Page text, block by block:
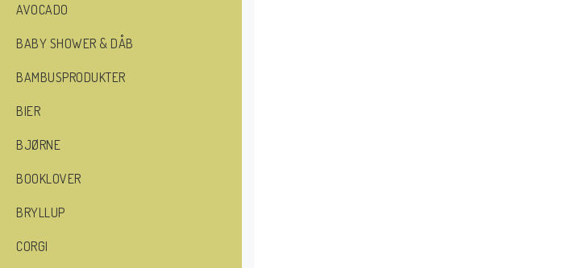
AVOCADO
BABY SHOWER & DÅB
BAMBUSPRODUKTER
BIER
BJØRNE
BOOKLOVER
BRYLLUP
CORGI